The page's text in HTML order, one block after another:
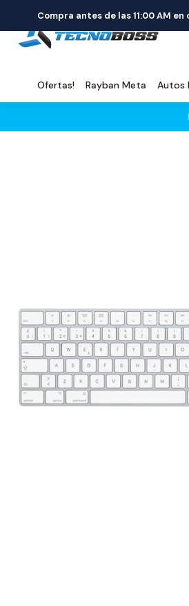
Ofertas! Rayban Meta Autos
Compra antes de las 11:00 AM